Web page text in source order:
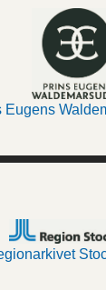
Eugens